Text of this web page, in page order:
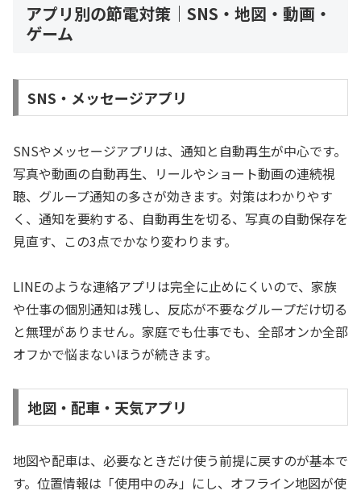
アプリ別の節電対策｜SNS・地図・動画・
ゲーム
SNS・メッセージアプリ
SNSやメッセージアプリは、通知と自動再生が中心です。
写真や動画の自動再生、リールやショート動画の連続視
聴、グループ通知の多さが効きます。対策はわかりやす
く、通知を要約する、自動再生を切る、写真の自動保存を
見直す、この3点でかなり変わります。
LINEのような連絡アプリは完全に止めにくいので、家族
や仕事の個別通知は残し、反応が不要なグループだけ切る
と無理がありません。家庭でも仕事でも、全部オンか全部
オフかで悩まないほうが続きます。
地図・配車・天気アプリ
地図や配車は、必要なときだけ使う前提に戻すのが基本で
す。位置情報は「使用中のみ」にし、オフライン地図が使